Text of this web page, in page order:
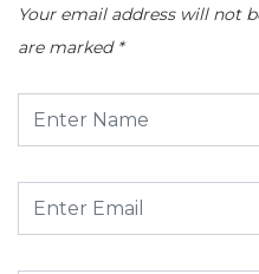
Your email address will not
are marked *